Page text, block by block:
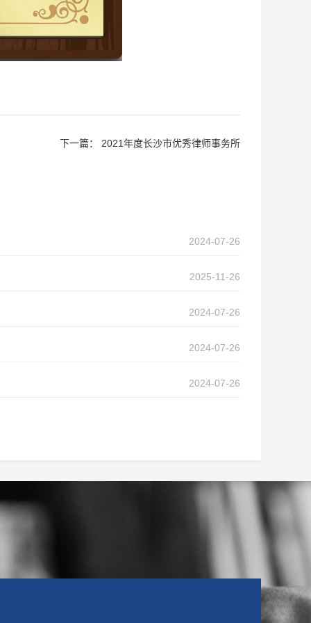
下一篇： 2021年度长沙市优秀律师事务所
2024-07-26
2025-11-26
2024-07-26
2024-07-26
2024-07-26